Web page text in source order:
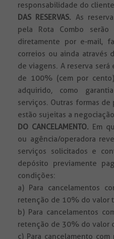
responsabilidade do
DAS RESERVAS. As
pela Rota Combo serão
diretamente por e-mail,
correios ou ainda através
de viagens. A reserva
de 100% (cem por
adquirido, como
serviços. Outras formas
estão sujeitas a
DO CANCELAMENTO. Em
ou agência/operadora
serviços solicitados e
depósito previamente
condições:
a) Para cancelamentos
retenção de 10% do valor
b) Para cancelamentos
retenção de 30% do valor
c) Para cancelamento